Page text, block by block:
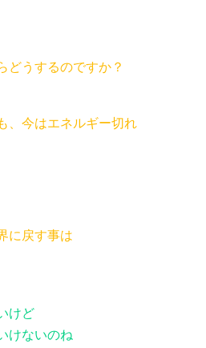
どうするのですか？
、今はエネルギー切れ
に戻す事は
けど
けないのね